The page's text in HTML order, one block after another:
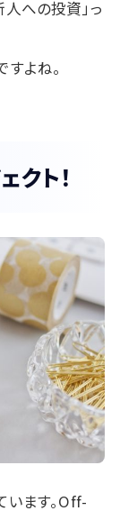
への投資」っ
よね。
クト！
います。Off-